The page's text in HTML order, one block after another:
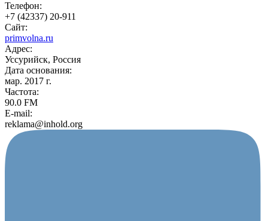
Телефон:
+7 (42337) 20-911
Сайт:
primvolna.ru
Адрес:
Уссурийск, Россия
Дата основания:
мар. 2017 г.
Частота:
90.0 FM
E-mail:
reklama@inhold.org